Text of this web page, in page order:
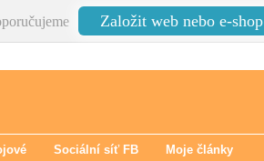
Založit web nebo e-shop
Sociální síť FB Moje články